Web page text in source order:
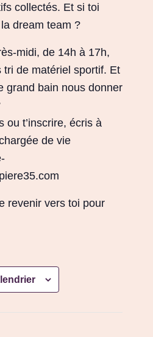
collectés. Et si toi
dream team ?
midi, de 14h à 17h,
tri de matériel sportif. Et
grand bain nous donner
ou t’inscrire, écris à
de vie
revenir vers toi pour